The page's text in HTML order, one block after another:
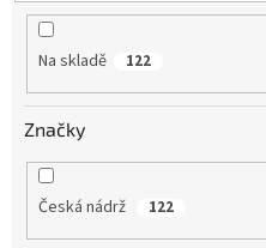
ů
Na skladě 122
Značky
Česká nádrž 122